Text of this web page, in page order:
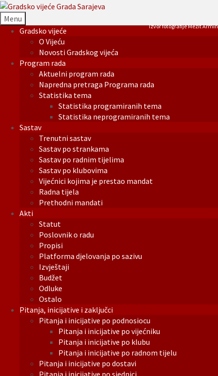
Menu
Gradsko vijeće
O Vijeću
Novosti Gradskog vijeća
Program rada
Aktuelni program rada
Napredna pretraga Programa rada
Statistika tema
Statistika programiranih tema
Statistika neprogramiranih tema
Sastav
Trenutni sastav
Sastav po strankama
Sastav po radnim tijelima
Sastav po klubovima
Vijećnici kojima je prestao mandat
Radna tijela
Prethodni mandati
Akti
Statut
Poslovnik o radu
Propisi
Platforma djelovanja po sazivu
Izvještaji
Budžet
Odluke
Ostalo
Pitanja, inicijative i zaključci
Pitanja i inicijative po podnosiocu
Pitanja i inicijative po vijećniku
Pitanja i inicijative po klubu
Pitanja i inicijative po radnom tijelu
Pitanja i inicijative po dostavi
Izvor fotografije Mezit Armin